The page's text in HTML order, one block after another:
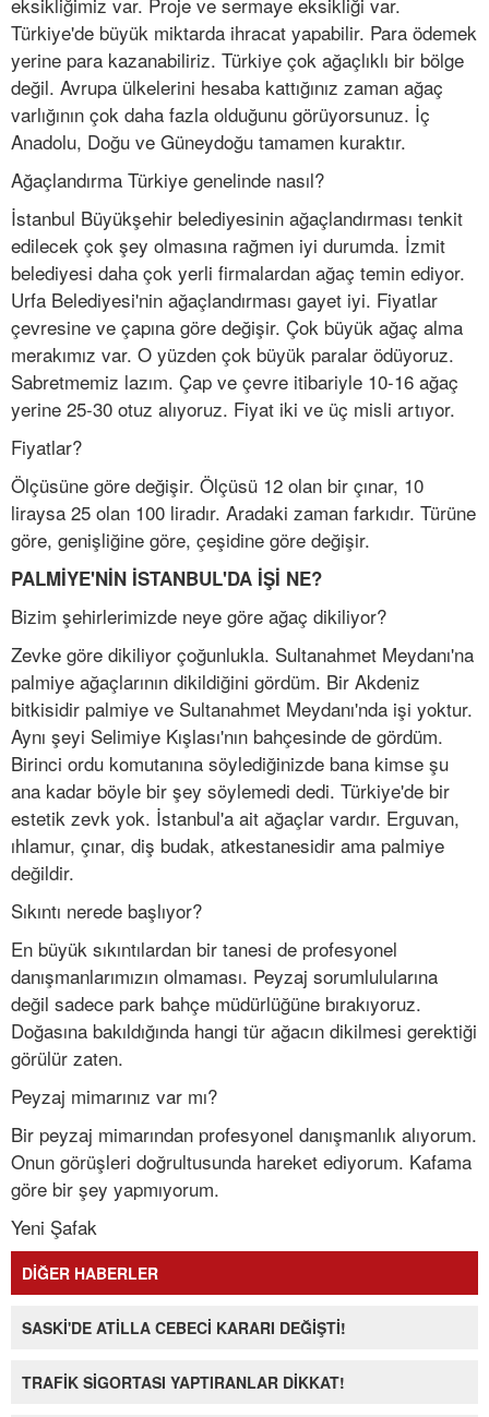
Türkiye'de büyük miktarda ihracat yapabilir. Para ödemek
yerine para kazanabiliriz. Türkiye çok ağaçlıklı bir bölge
değil. Avrupa ülkelerini hesaba kattığınız zaman ağaç
varlığının çok daha fazla olduğunu görüyorsunuz. İç
Anadolu, Doğu ve Güneydoğu tamamen kuraktır.
Ağaçlandırma Türkiye genelinde nasıl?
İstanbul Büyükşehir belediyesinin ağaçlandırması tenkit
edilecek çok şey olmasına rağmen iyi durumda. İzmit
belediyesi daha çok yerli firmalardan ağaç temin ediyor.
Urfa Belediyesi'nin ağaçlandırması gayet iyi. Fiyatlar
çevresine ve çapına göre değişir. Çok büyük ağaç alma
merakımız var. O yüzden çok büyük paralar ödüyoruz.
Sabretmemiz lazım. Çap ve çevre itibariyle 10-16 ağaç
yerine 25-30 otuz alıyoruz. Fiyat iki ve üç misli artıyor.
Fiyatlar?
Ölçüsüne göre değişir. Ölçüsü 12 olan bir çınar, 10
liraysa 25 olan 100 liradır. Aradaki zaman farkıdır. Türüne
göre, genişliğine göre, çeşidine göre değişir.
PALMİYE'NİN İSTANBUL'DA İŞİ NE?
Bizim şehirlerimizde neye göre ağaç dikiliyor?
Zevke göre dikiliyor çoğunlukla. Sultanahmet Meydanı'na
palmiye ağaçlarının dikildiğini gördüm. Bir Akdeniz
bitkisidir palmiye ve Sultanahmet Meydanı'nda işi yoktur.
Aynı şeyi Selimiye Kışlası'nın bahçesinde de gördüm.
Birinci ordu komutanına söylediğinizde bana kimse şu
ana kadar böyle bir şey söylemedi dedi. Türkiye'de bir
estetik zevk yok. İstanbul'a ait ağaçlar vardır. Erguvan,
ıhlamur, çınar, diş budak, atkestanesidir ama palmiye
değildir.
Sıkıntı nerede başlıyor?
En büyük sıkıntılardan bir tanesi de profesyonel
danışmanlarımızın olmaması. Peyzaj sorumlulularına
değil sadece park bahçe müdürlüğüne bırakıyoruz.
Doğasına bakıldığında hangi tür ağacın dikilmesi gerektiği
görülür zaten.
Peyzaj mimarınız var mı?
Bir peyzaj mimarından profesyonel danışmanlık alıyorum.
Onun görüşleri doğrultusunda hareket ediyorum. Kafama
göre bir şey yapmıyorum.
Yeni Şafak
DİĞER HABERLER
SASKİ'DE ATİLLA CEBECİ KARARI DEĞİŞTİ!
TRAFİK SİGORTASI YAPTIRANLAR DİKKAT!